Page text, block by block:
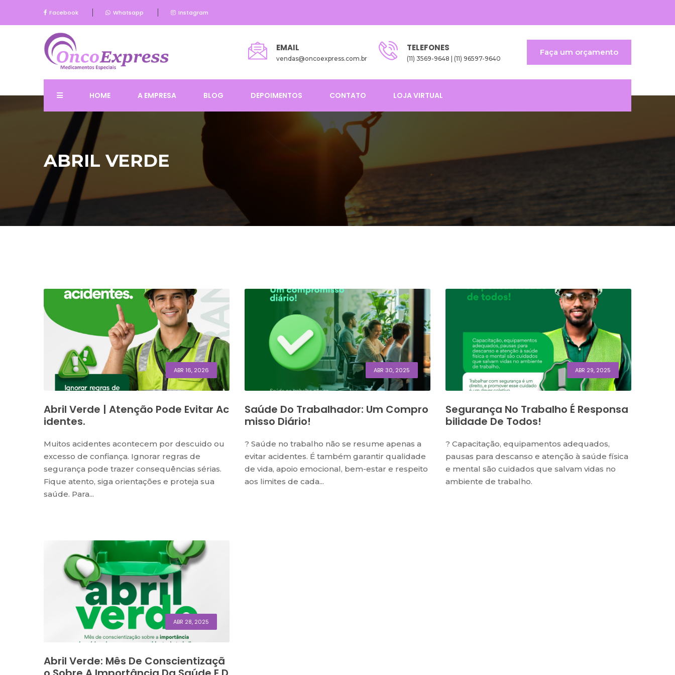
Facebook Whatsapp Instagram
EMAIL
vendas@oncoexpress.com.br
TELEFONES
(11) 3569-9648 | (11) 96597-9640
Faça um orçamento
HOME A EMPRESA BLOG DEPOIMENTOS CONTATO LOJA VIRTUAL
ABRIL VERDE
ABR 16, 2026
Abril Verde | Atenção Pode Evitar Ac
Identes.
Muitos acidentes acontecem por descuido ou
excesso de confiança. Ignorar regras de
segurança pode trazer consequências sérias.
Fique atento, siga orientações e proteja sua
saúde. Para...
ABR 30, 2025
Saúde Do Trabalhador: Um Compro
Misso Diário!
? Saúde no trabalho não se resume apenas a
evitar acidentes. É também garantir qualidade
de vida, apoio emocional, bem-estar e respeito
aos limites de cada...
ABR 29, 2025
Segurança No Trabalho É Responsa
Bilidade De Todos!
? Capacitação, equipamentos adequados,
pausas para descanso e atenção à saúde física
e mental são cuidados que salvam vidas no
ambiente de trabalho.
ABR 28, 2025
Abril Verde: Mês De Conscientizaçã